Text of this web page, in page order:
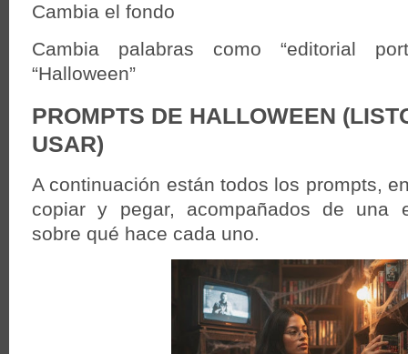
Cambia el fondo
Cambia palabras como “editorial
“Halloween”
PROMPTS DE HALLOWEEN
USAR)
A continuación están todos los prompts,
copiar y pegar, acompañados de una
sobre qué hace cada uno.